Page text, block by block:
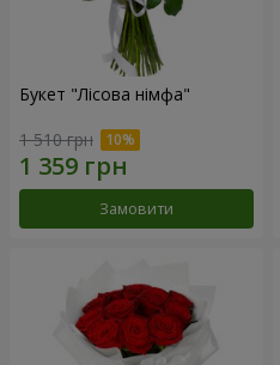
Букет "Лісова німфа"
1 510 грн
Замовити